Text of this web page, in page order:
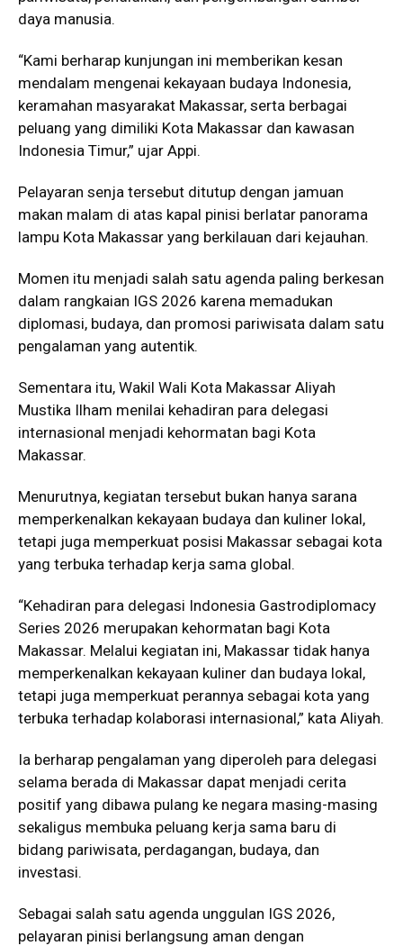
daya manusia.
“Kami berharap kunjungan ini memberikan kesan
mendalam mengenai kekayaan budaya Indonesia,
keramahan masyarakat Makassar, serta berbagai
peluang yang dimiliki Kota Makassar dan kawasan
Indonesia Timur,” ujar Appi.
Pelayaran senja tersebut ditutup dengan jamuan
makan malam di atas kapal pinisi berlatar panorama
lampu Kota Makassar yang berkilauan dari kejauhan.
Momen itu menjadi salah satu agenda paling berkesan
dalam rangkaian IGS 2026 karena memadukan
diplomasi, budaya, dan promosi pariwisata dalam satu
pengalaman yang autentik.
Sementara itu, Wakil Wali Kota Makassar Aliyah
Mustika Ilham menilai kehadiran para delegasi
internasional menjadi kehormatan bagi Kota
Makassar.
Menurutnya, kegiatan tersebut bukan hanya sarana
memperkenalkan kekayaan budaya dan kuliner lokal,
tetapi juga memperkuat posisi Makassar sebagai kota
yang terbuka terhadap kerja sama global.
“Kehadiran para delegasi Indonesia Gastrodiplomacy
Series 2026 merupakan kehormatan bagi Kota
Makassar. Melalui kegiatan ini, Makassar tidak hanya
memperkenalkan kekayaan kuliner dan budaya lokal,
tetapi juga memperkuat perannya sebagai kota yang
terbuka terhadap kolaborasi internasional,” kata Aliyah.
Ia berharap pengalaman yang diperoleh para delegasi
selama berada di Makassar dapat menjadi cerita
positif yang dibawa pulang ke negara masing-masing
sekaligus membuka peluang kerja sama baru di
bidang pariwisata, perdagangan, budaya, dan
investasi.
Sebagai salah satu agenda unggulan IGS 2026,
pelayaran pinisi berlangsung aman dengan